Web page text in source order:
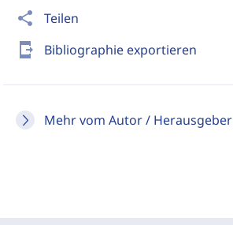
share Teilen
send_to_mobile Bibliographie exportieren
Mehr vom Autor / Herausgeber